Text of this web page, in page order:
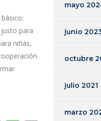
para
niñas,
mayo
junio
octubre
julio 2021
marzo